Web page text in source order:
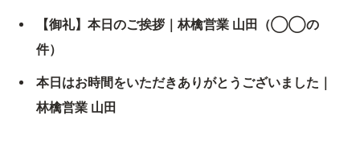
【御礼】本日のご挨拶｜林檎営業 山田（◯◯の
件）
本日はお時間をいただきありがとうございました｜
林檎営業 山田